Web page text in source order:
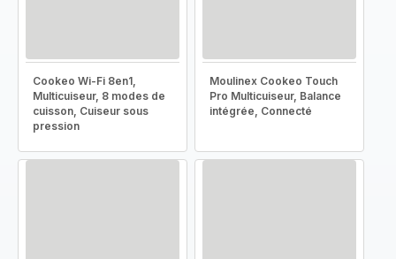
Cookeo Wi-Fi 8en1,
Multicuiseur, 8 modes de
cuisson, Cuiseur sous
pression
Moulinex Cookeo Touch
Pro Multicuiseur, Balance
intégrée, Connecté